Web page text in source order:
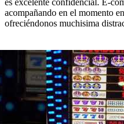
es excelente confidencial. E-
acompañando en el momento
ofreciéndonos muchisima